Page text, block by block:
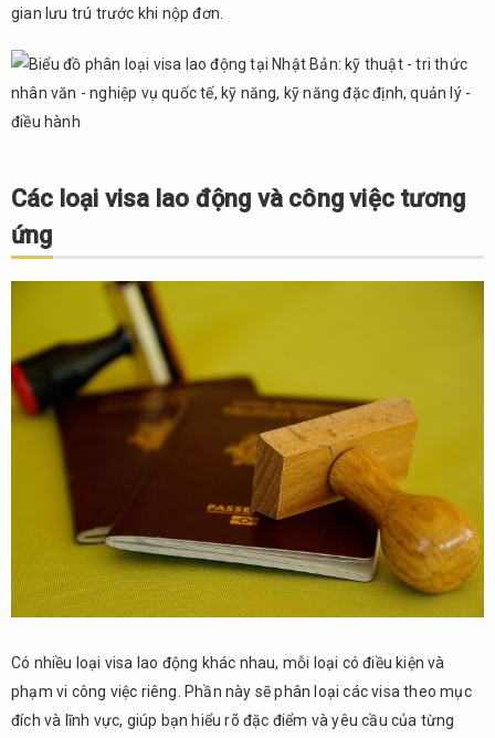
động
độ cao
2.2.
Visa
và Kỹ
năng
định
Quản
lý –
Điều
tác nội
bộ
3.
Quy
trình
visa
và
gian lưu trú trước khi nộp đơn.
Các loại visa lao động và công việc tương
ứng
Có nhiều loại visa lao động khác nhau, mỗi loại có điều kiện và
phạm vi công việc riêng. Phần này sẽ phân loại các visa theo mục
đích và lĩnh vực, giúp bạn hiểu rõ đặc điểm và yêu cầu của từng